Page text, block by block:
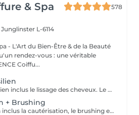
& Spa
578
Junglinster L-6114
- L'Art du Bien-Être & de la Beauté
rendez-vous : une véritable
Coiffu...
Le Forfait Lissage Brésilien inclus le lissage des cheveux. Le prix pourra varier en fonction de la longueur et densité des cheveux. Pour tout renseignement complémentaire, n'hésitez pas à nous appeler.
+ Brushing
Le Forfait Cautérisation inclus la cautérisation, le brushing et le shampoing. Le prix pourra varier en fonction de la longueur des cheveux. Pour tout renseignement complémentaire, n'hésitez pas à nous appeler.